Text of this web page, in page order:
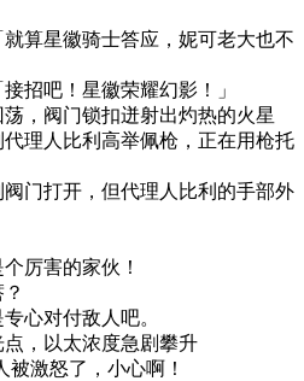
就算星徽骑士答应，妮可老大也不
招吧！星徽荣耀幻影！」
，阀门锁扣迸射出灼热的火星
代理人比利高举佩枪，正在用枪托
阀门打开，但代理人比利的手部外
厉害的家伙！
心对付敌人吧。
，以太浓度急剧攀升
被激怒了，小心啊！